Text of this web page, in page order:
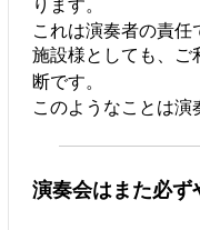
これは演奏者の責任
施設様としても、ご
断です。
このようなことは演
演奏会はまた必ず